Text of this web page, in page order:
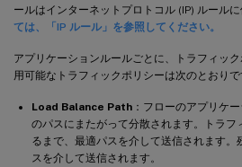
ールはインターネットプロトコル (IP) ルールに
ては、「IP ルール」を参照してください。
アプリケーションルールごとに、トラフィッ
用可能なトラフィックポリシーは次のとおりで
Load Balance Path ：フローのアプリケ
のパスにまたがって分散されます。トラフ
るまで、最適パスを介して送信されます
スを介して送信されます。